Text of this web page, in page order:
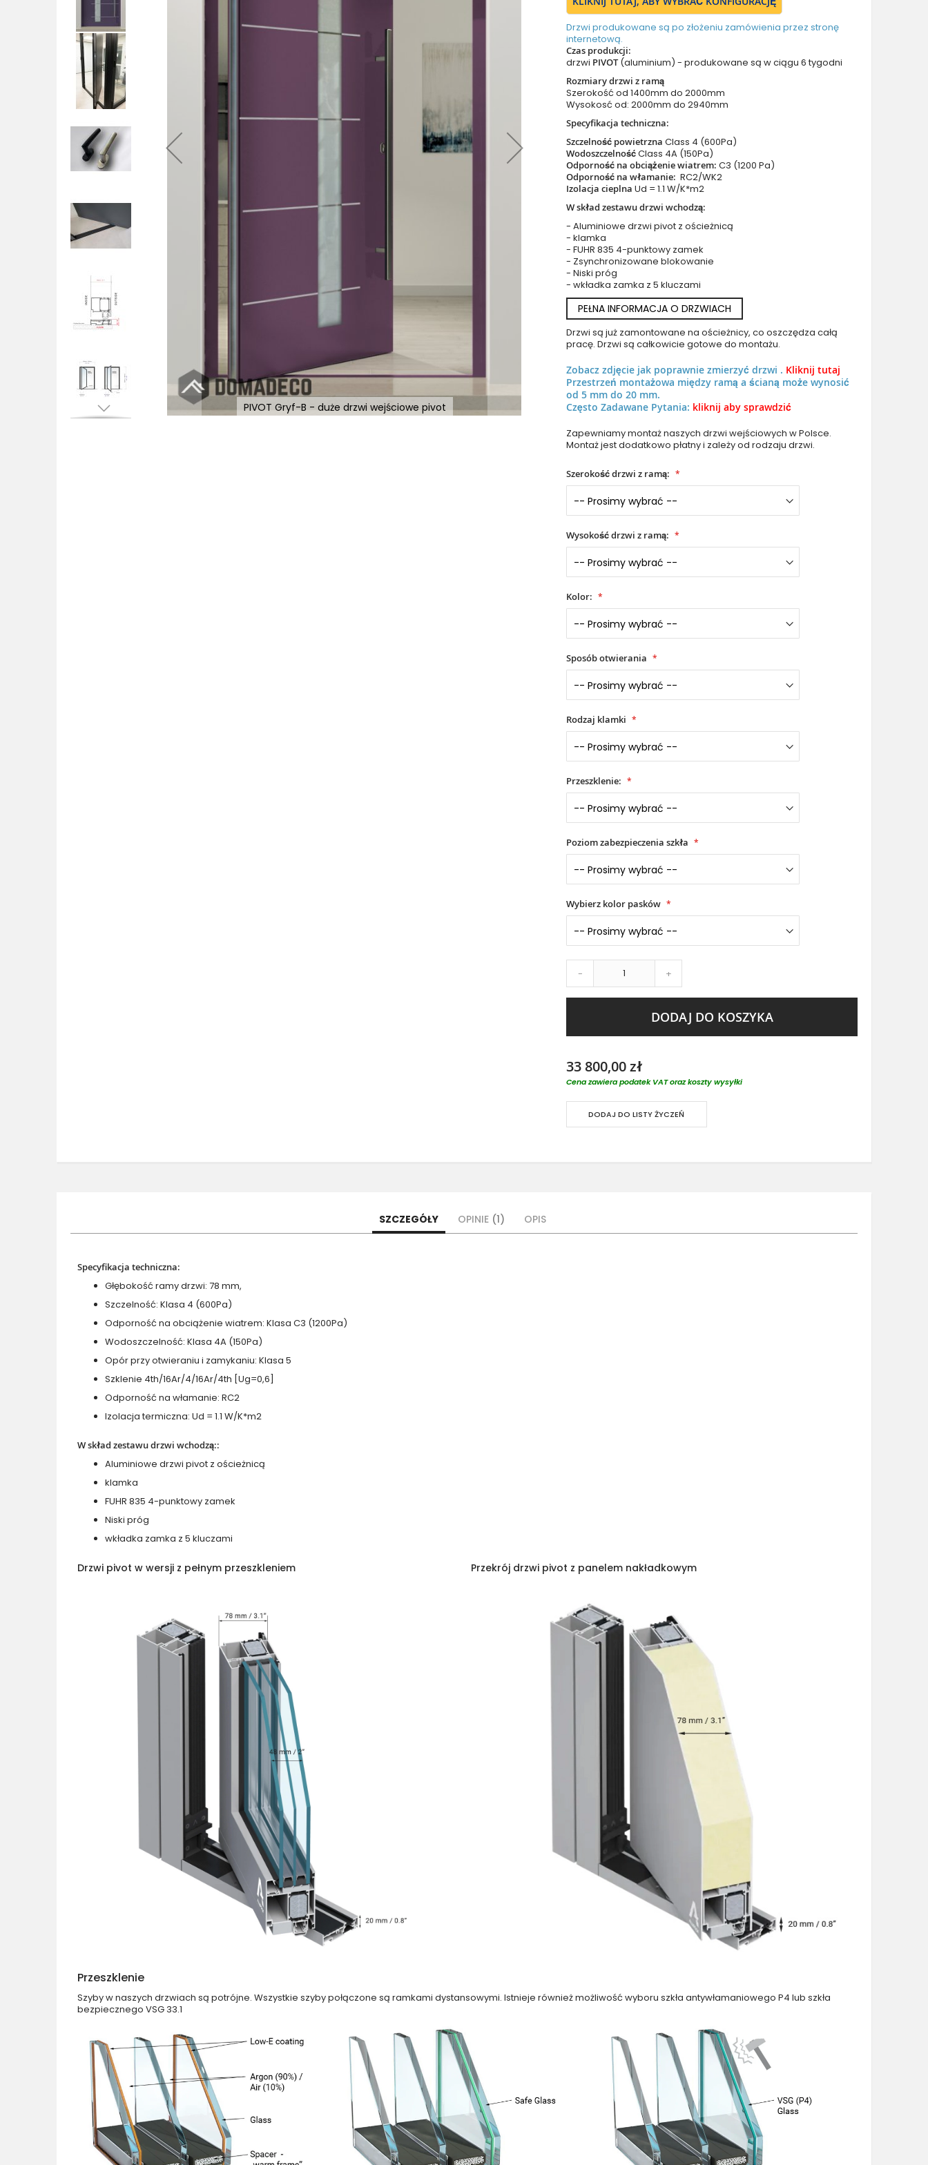
Drzwi z prawym naświetlem
Drzwi z górnym i lewym naświetlem
Drzwi z lewym i prawym naświetlem
Akcesoria do drzwi
PIVOT Gryf-B - duże drzwi wejściowe pivot PIVOT Gryf-B - duże drzwi wejściowe pivot
Drzwi produkowane są po złożeniu zamówienia przez stronę
internetową.
Czas produkcji:
drzwi PIVOT(aluminium) - produkowane są w ciągu 6 tygodni
Rozmiary drzwi z ramą
Szerokość od 1400mm do 2000mm
Wysokosć od: 2000mm do 2940mm
Specyfikacja techniczna:
Szczelność powietrznaClass 4 (600Pa)
WodoszczelnośćClass 4A (150Pa)
Odporność na obciążenie wiatrem:C3 (1200 Pa)
Odporność na włamanie:RC2/WK2
Izolacja cieplna Ud = 1.1 W/K*m2
W skład zestawu drzwi wchodzą:
- Aluminiowe drzwi pivot z ościeżnicą
- klamka
- FUHR 835 4-punktowy zamek
- Zsynchronizowane blokowanie
- Niski próg
- wkładka zamka z 5 kluczami
PEŁNA INFORMACJA O DRZWIACH
Drzwi są już zamontowane na ościeżnicy, co oszczędza całą
pracę. Drzwi są całkowicie gotowe do montażu.
Zobacz zdjęcie jak poprawnie zmierzyć drzwi . Kliknij tutaj
Przestrzeń montażowa między ramą a ścianą może wynosić
od 5 mm do 20 mm.
Często Zadawane Pytania: kliknij aby sprawdzić
Zapewniamy montaż naszych drzwi wejściowych w Polsce.
Montaż jest dodatkowo płatny i zależy od rodzaju drzwi.
Szerokość drzwi z ramą:
Wysokość drzwi z ramą:
Kolor:
Sposób otwierania
Rodzaj klamki
Przeszklenie:
Poziom zabezpieczenia szkła
Wybierz kolor pasków
- +
DODAJ DO KOSZYKA
33 800,00 zł
Cena zawiera podatek VAT oraz koszty wysyłki
DODAJ DO LISTY ŻYCZEŃ
SZCZEGÓŁY OPINIE 1 OPIS